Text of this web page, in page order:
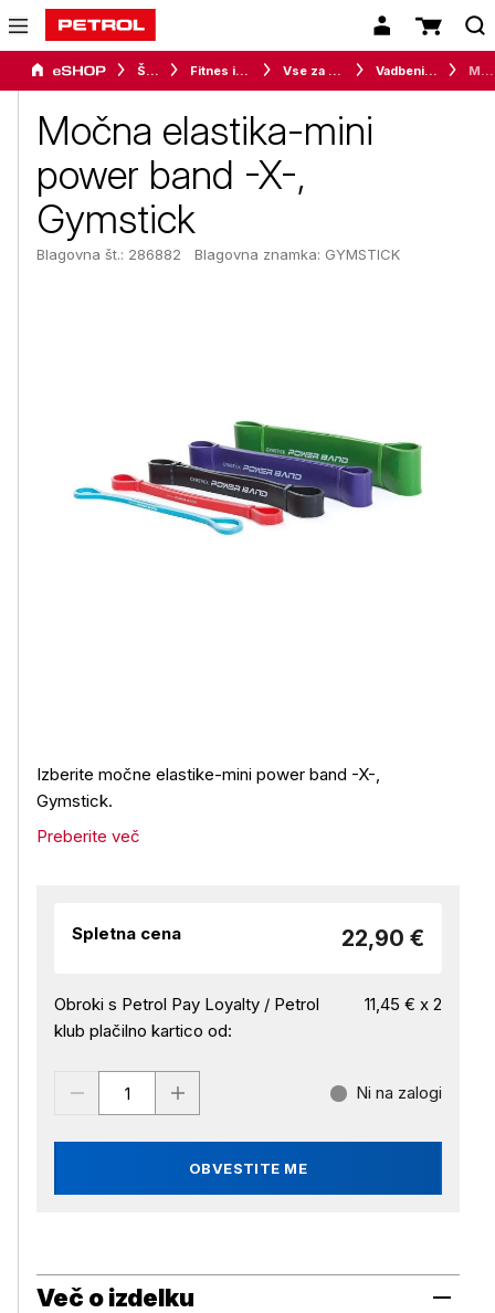
Šport Fitnes in vadba Vse za vadbo Vadbeni pripomočki
Močna elastika-mini
power band -X-,
Gymstick
Blagovna št.: 286882 Blagovna znamka: GYMSTICK
Izberite močne elastike-mini power band -X-,
Gymstick.
Preberite več
Spletna cena 22,90 €
Obroki s Petrol Pay Loyalty / Petrol
klub plačilno kartico od:
11,45 € x 2
OBVESTITE ME
Ni na zalogi
Več o izdelku